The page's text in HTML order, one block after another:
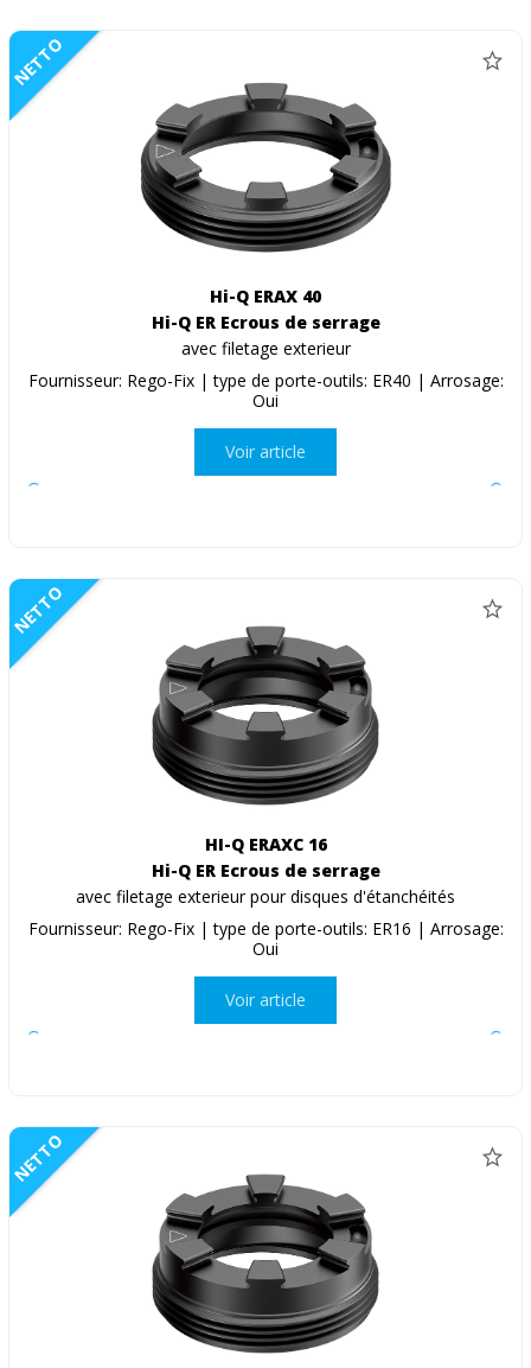
NETTO
Hi-Q ERAX 40
Hi-Q ER Ecrous de serrage
avec filetage exterieur
Fournisseur: Rego-Fix | type de porte-outils: ER40 | Arrosage:
Oui
Voir article
NETTO
HI-Q ERAXC 16
Hi-Q ER Ecrous de serrage
avec filetage exterieur pour disques d'étanchéités
Fournisseur: Rego-Fix | type de porte-outils: ER16 | Arrosage:
Oui
Voir article
NETTO